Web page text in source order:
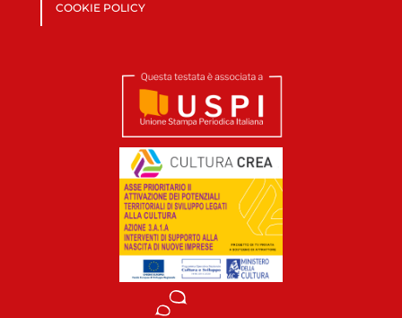
COOKIE POLICY